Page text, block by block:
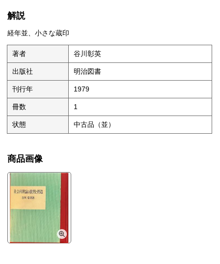
解説
経年並、小さな蔵印
著者 谷川彰英
出版社 明治図書
刊行年 1979
冊数 1
状態 中古品（並）
商品画像